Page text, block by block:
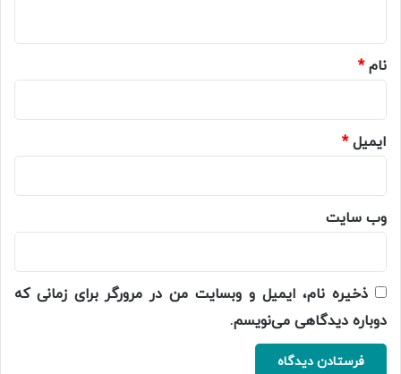
نام*
ایمیل*
وب‌ سایت
ذخیره نام، ایمیل و وبسایت من در مرورگر برای زمانی که
دوباره دیدگاهی می‌نویسم.